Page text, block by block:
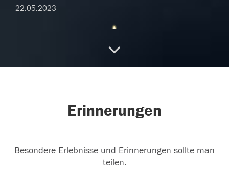
22.05.2023
Ruhe in Frieden, warst ein guter Mensch
in Frieden, warst ein guter Mensch
Erinnerung behalten, du hast deine Spuren in...
Erinnerungen
Besondere Erlebnisse und Erinnerungen sollte man
teilen.